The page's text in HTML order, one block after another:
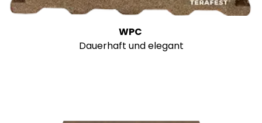
WPC
Dauerhaft und elegant